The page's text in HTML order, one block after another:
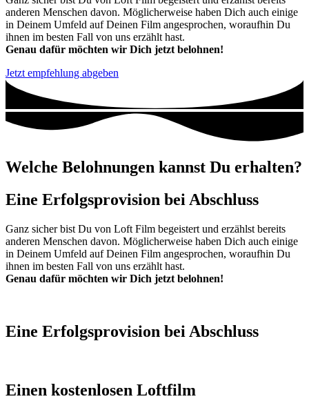
anderen Menschen davon. Möglicherweise haben Dich auch einige
in Deinem Umfeld auf Deinen Film angesprochen, woraufhin Du
ihnen im besten Fall von uns erzählt hast.
Genau dafür möchten wir Dich jetzt belohnen!
Jetzt empfehlung abgeben
Welche Belohnungen kannst Du erhalten?
Eine Erfolgsprovision bei Abschluss
Ganz sicher bist Du von Loft Film begeistert und erzählst bereits
anderen Menschen davon. Möglicherweise haben Dich auch einige
in Deinem Umfeld auf Deinen Film angesprochen, woraufhin Du
ihnen im besten Fall von uns erzählt hast.
Genau dafür möchten wir Dich jetzt belohnen!
Eine Erfolgsprovision bei Abschluss
Einen kostenlosen Loftfilm